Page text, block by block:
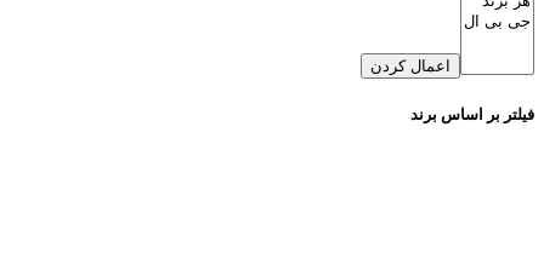
اعمال کردن
فیلتر بر اساس برند